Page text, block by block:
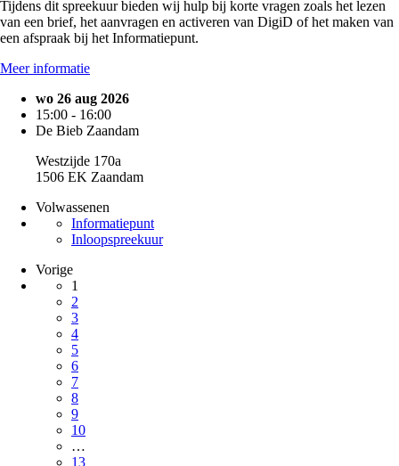
Tijdens dit spreekuur bieden wij hulp bij korte vragen zoals het lezen
van een brief, het aanvragen en activeren van DigiD of het maken van
een afspraak bij het Informatiepunt.
Meer informatie
wo 26 aug 2026
15:00 - 16:00
De Bieb Zaandam
Westzijde 170a
1506 EK Zaandam
Volwassenen
Informatiepunt
Inloopspreekuur
Vorige
1
2
3
4
5
6
7
8
9
10
…
13